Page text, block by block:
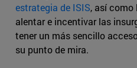
estrategia de ISIS, así como
alentar e incentivar las
tener un más sencillo
su punto de mira.